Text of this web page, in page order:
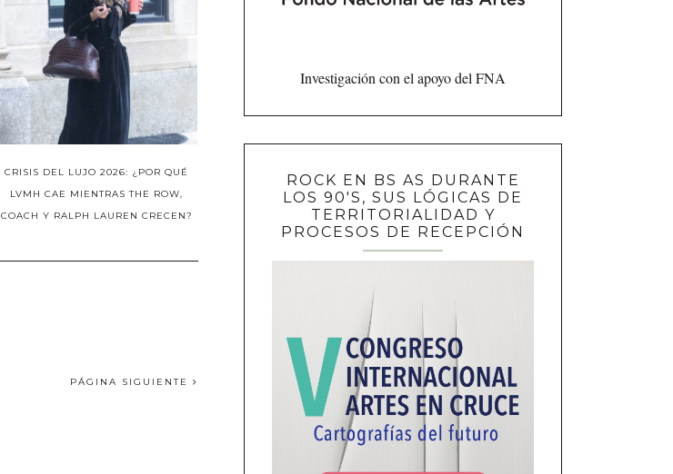
CRISIS DEL LUJO 2026: ¿POR QUÉ
LVMH CAE MIENTRAS THE ROW,
COACH Y RALPH LAUREN CRECEN?
PÁGINA SIGUIENTE
Investigación con el apoyo del FNA
ROCK EN BS AS DURANTE
LOS 90'S, SUS LÓGICAS DE
TERRITORIALIDAD Y
PROCESOS DE RECEPCIÓN